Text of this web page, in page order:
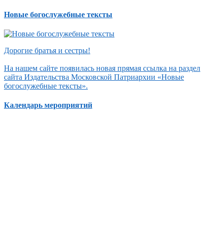
Новые богослужебные тексты
Дорогие братья и сестры!
На нашем сайте появилась новая прямая ссылка на раздел
сайта Издательства Московской Патриархии «Новые
богослужебные тексты».
Календарь мероприятий